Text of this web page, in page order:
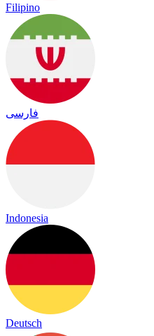
Filipino
فارسی
Indonesia
Deutsch